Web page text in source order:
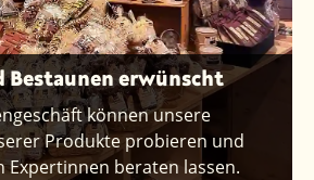
Bestaunen erwünscht
können unsere
Produkte probieren und
Expertinnen beraten lassen.